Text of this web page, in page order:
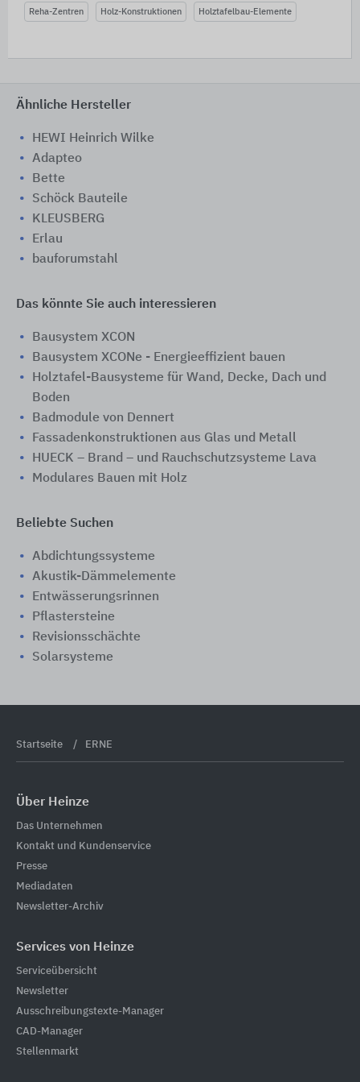
Reha-Zentren Holz-Konstruktionen Holztafelbau-Elemente
Ähnliche Hersteller
HEWI Heinrich Wilke
Adapteo
Bette
Schöck Bauteile
KLEUSBERG
Erlau
bauforumstahl
Das könnte Sie auch interessieren
Bausystem XCON
Bausystem XCONe - Energieeffizient bauen
Holztafel-Bausysteme für Wand, Decke, Dach und
Boden
Badmodule von Dennert
Fassadenkonstruktionen aus Glas und Metall
HUECK – Brand – und Rauchschutzsysteme Lava
Modulares Bauen mit Holz
Beliebte Suchen
Abdichtungssysteme
Akustik-Dämmelemente
Entwässerungsrinnen
Pflastersteine
Revisionsschächte
Solarsysteme
Startseite ERNE
Über Heinze
Das Unternehmen
Kontakt und Kundenservice
Presse
Mediadaten
Newsletter-Archiv
Services von Heinze
Serviceübersicht
Newsletter
Ausschreibungstexte-Manager
CAD-Manager
Stellenmarkt